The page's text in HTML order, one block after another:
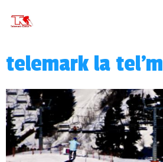
telemark la tel'm